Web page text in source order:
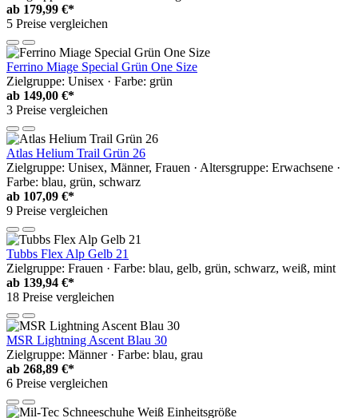
ab 179,99 €*
5 Preise vergleichen
Ferrino Miage Special Grün One Size
Zielgruppe: Unisex · Farbe: grün
ab 149,00 €*
3 Preise vergleichen
Atlas Helium Trail Grün 26
Zielgruppe: Unisex, Männer, Frauen · Altersgruppe: Erwachsene ·
Farbe: blau, grün, schwarz
ab 107,09 €*
9 Preise vergleichen
Tubbs Flex Alp Gelb 21
Zielgruppe: Frauen · Farbe: blau, gelb, grün, schwarz, weiß, mint
ab 139,94 €*
18 Preise vergleichen
MSR Lightning Ascent Blau 30
Zielgruppe: Männer · Farbe: blau, grau
ab 268,89 €*
6 Preise vergleichen